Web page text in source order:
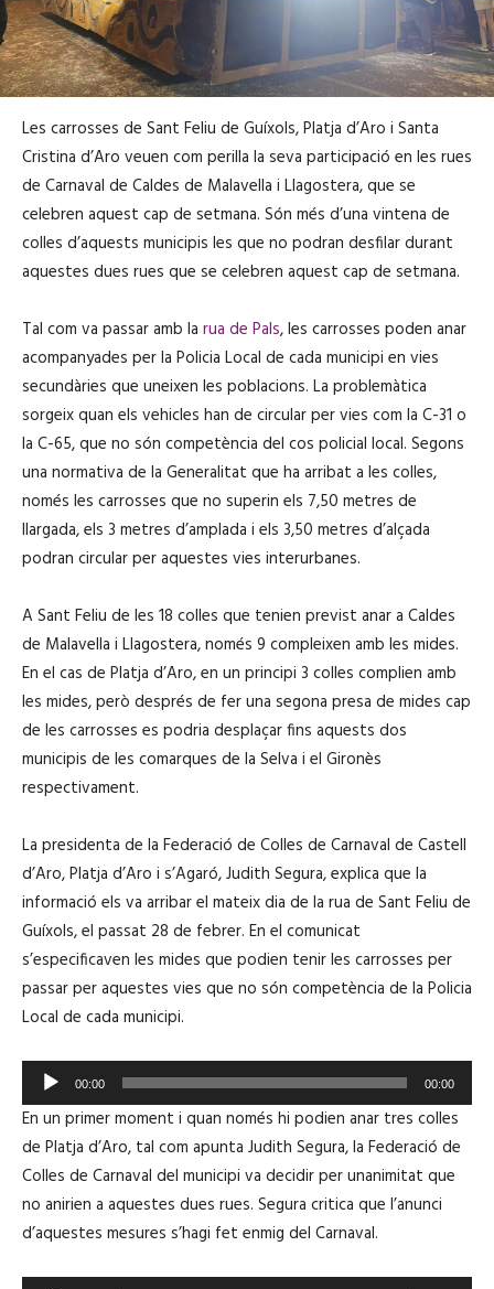
Les carrosses de Sant Feliu de Guíxols, Platja d’Aro i Santa
Cristina d’Aro veuen com perilla la seva participació en les rues
de Carnaval de Caldes de Malavella i Llagostera, que se
celebren aquest cap de setmana. Són més d’una vintena de
colles d’aquests municipis les que no podran desfilar durant
aquestes dues rues que se celebren aquest cap de setmana.
Tal com va passar amb la rua de Pals, les carrosses poden anar
acompanyades per la Policia Local de cada municipi en vies
secundàries que uneixen les poblacions. La problemàtica
sorgeix quan els vehicles han de circular per vies com la C-31 o
la C-65, que no són competència del cos policial local. Segons
una normativa de la Generalitat que ha arribat a les colles,
només les carrosses que no superin els 7,50 metres de
llargada, els 3 metres d’amplada i els 3,50 metres d’alçada
podran circular per aquestes vies interurbanes.
A Sant Feliu de les 18 colles que tenien previst anar a Caldes
de Malavella i Llagostera, només 9 compleixen amb les mides.
En el cas de Platja d’Aro, en un principi 3 colles complien amb
les mides, però després de fer una segona presa de mides cap
de les carrosses es podria desplaçar fins aquests dos
municipis de les comarques de la Selva i el Gironès
respectivament.
La presidenta de la Federació de Colles de Carnaval de Castell
d’Aro, Platja d’Aro i s’Agaró, Judith Segura, explica que la
informació els va arribar el mateix dia de la rua de Sant Feliu de
Guíxols, el passat 28 de febrer. En el comunicat
s’especificaven les mides que podien tenir les carrosses per
passar per aquestes vies que no són competència de la Policia
Local de cada municipi.
e
p
r
o
d
u
c
00:00 00:00
En un primer moment i quan només hi podien anar tres colles
de Platja d’Aro, tal com apunta Judith Segura, la Federació de
Colles de Carnaval del municipi va decidir per unanimitat que
no anirien a aquestes dues rues. Segura critica que l’anunci
d’aquestes mesures s’hagi fet enmig del Carnaval.